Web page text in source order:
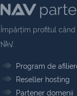
Împărțim profitul
NAV
Program de
Reseller hosting
Partener domenii